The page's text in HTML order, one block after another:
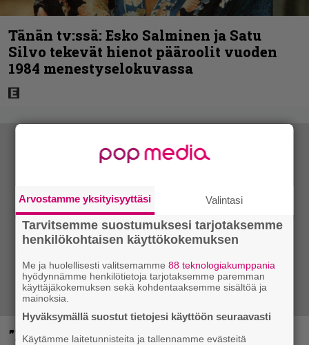
Tänän tv:ssä: Esko Salminen ja Satu
Silvo tekevät hienot pääroolit vuoden
1984 menestyselokuvassa
”Mitalini näyttää ihan plektralta” –
Arvostamme yksityisyyttäsi Valintasi
Tarvitsemme suostumuksesi tarjotaksemme
henkilökohtaisen käyttökokemuksen
Me ja huolellisesti valitsemamme88 teknologiakumppania
hyödynnämme henkilötietoja tarjotaksemme paremman
käyttäjäkokemuksen sekä kohdentaaksemme sisältöä ja
mainoksia.
Hyväksymällä suostut tietojesi käyttöön seuraavasti
Käytämme laitetunnisteita ja tallennamme evästeitä